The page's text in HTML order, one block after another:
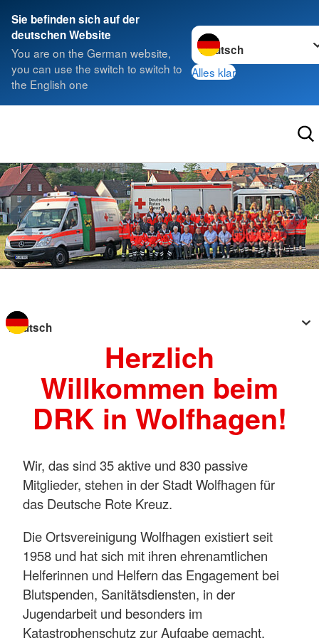
Sie befinden sich auf der
deutschen Website
You are on the German website,
you can use the switch to switch to
the English one
Sprache wechseln zu
Alles klar
Sprache wechseln zu
Herzlich
Willkommen beim
DRK in Wolfhagen!
Wir, das sind 35 aktive und 830 passive
Mitglieder, stehen in der Stadt Wolfhagen für
das Deutsche Rote Kreuz.
Die Ortsvereinigung Wolfhagen existiert seit
1958 und hat sich mit ihren ehrenamtlichen
Helferinnen und Helfern das Engagement bei
Blutspenden, Sanitätsdiensten, in der
Jugendarbeit und besonders im
Katastrophenschutz zur Aufgabe gemacht.